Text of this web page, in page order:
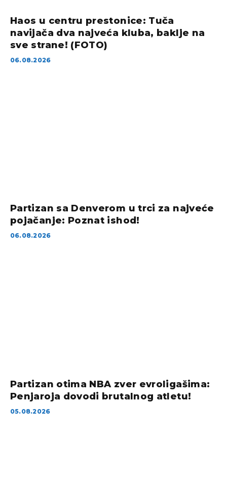
Haos u centru prestonice: Tuča
navijača dva najveća kluba, baklje na
sve strane! (FOTO)
06.08.2026
Partizan sa Denverom u trci za najveće
pojačanje: Poznat ishod!
06.08.2026
Partizan otima NBA zver evroligašima:
Penjaroja dovodi brutalnog atletu!
05.08.2026